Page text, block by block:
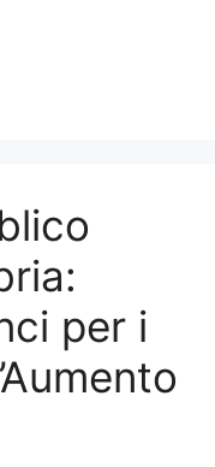
per i